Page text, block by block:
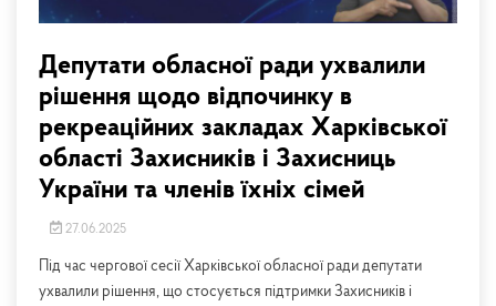
Депутати обласної ради ухвалили
рішення щодо відпочинку в
рекреаційних закладах Харківської
області Захисників і Захисниць
України та членів їхніх сімей
27.06.2025
Під час чергової сесії Харківської обласної ради депутати
ухвалили рішення, що стосується підтримки Захисників і